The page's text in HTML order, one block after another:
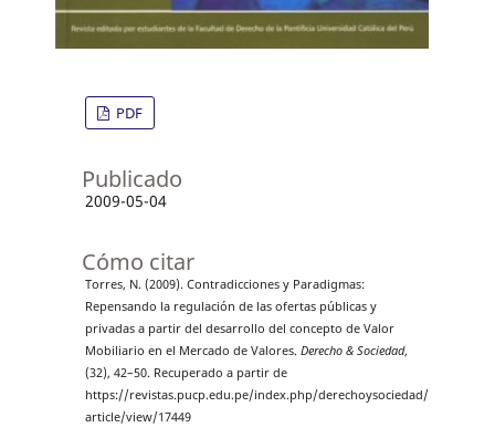
PDF
Publicado
2009-05-04
Cómo citar
Torres, N. (2009). Contradicciones y Paradigmas:
Repensando la regulación de las ofertas públicas y
privadas a partir del desarrollo del concepto de Valor
Mobiliario en el Mercado de Valores. Derecho & Sociedad,
(32), 42–50. Recuperado a partir de
https://revistas.pucp.edu.pe/index.php/derechoysociedad/
article/view/17449